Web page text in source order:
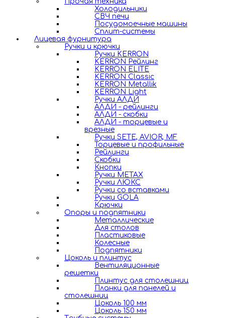
Холодильники
СВЧ печи
Посудомоечные машины
Сплит-системы
Лицевая фурнитура
Ручки и крючки
Ручки KERRON
KERRON Рейлинг
KERRON ELITE
KERRON Classic
KERRON Metallik
KERRON Light
Ручки АЛДИ
АЛДИ - рейлинги
АЛДИ - скобки
АЛДИ - торцевые и
врезные
Ручки SETE, AVIOR, MF
Торцевые и профильные
Рейлинги
Скобки
Кнопки
Ручки METAX
Ручки ЛЮКС
Ручки со вставками
Ручки GOLA
Крючки
Опоры и подпятники
Металлические
Для столов
Пластиковые
Колесные
Подпятники
Цоколь и плинтус
Вентиляционные
решетки
Плинтус для столешниц
Планки для панелей и
столешниц
Цоколь 100 мм
Цоколь 150 мм